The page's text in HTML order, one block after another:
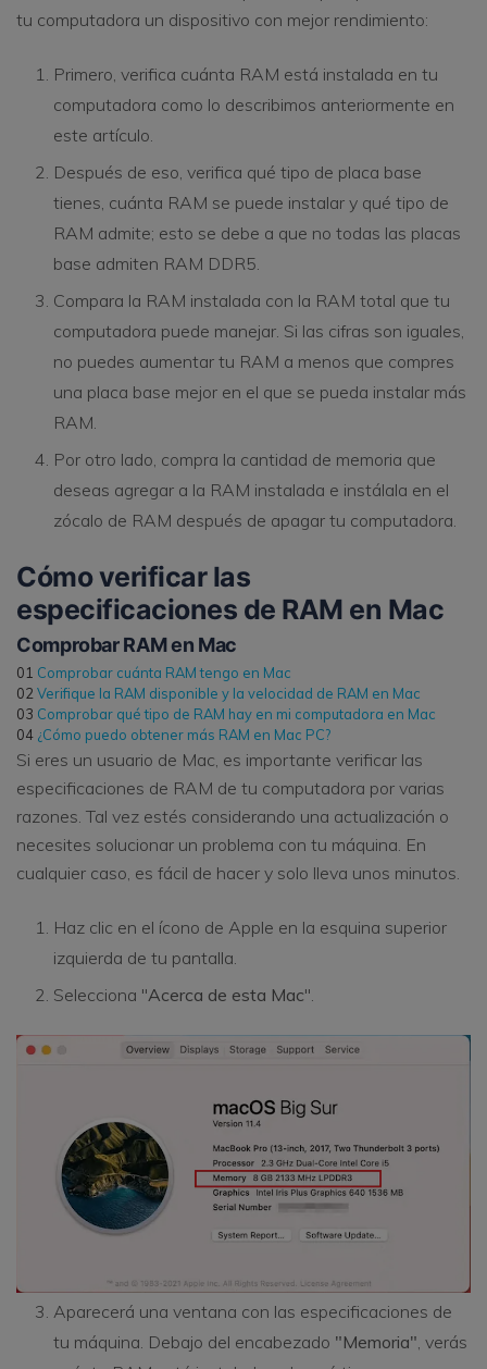
tu computadora un dispositivo con mejor rendimiento:
Primero, verifica cuánta RAM está instalada en tu
computadora como lo describimos anteriormente en
este artículo.
Después de eso, verifica qué tipo de placa base
tienes, cuánta RAM se puede instalar y qué tipo de
RAM admite; esto se debe a que no todas las placas
base admiten RAM DDR5.
Compara la RAM instalada con la RAM total que tu
computadora puede manejar. Si las cifras son iguales,
no puedes aumentar tu RAM a menos que compres
una placa base mejor en el que se pueda instalar más
RAM.
Por otro lado, compra la cantidad de memoria que
deseas agregar a la RAM instalada e instálala en el
zócalo de RAM después de apagar tu computadora.
Cómo verificar las
especificaciones de RAM en Mac
Comprobar RAM en Mac
01 Comprobar cuánta RAM tengo en Mac
02 Verifique la RAM disponible y la velocidad de RAM en Mac
03 Comprobar qué tipo de RAM hay en mi computadora en Mac
04 ¿Cómo puedo obtener más RAM en Mac PC?
Si eres un usuario de Mac, es importante verificar las
especificaciones de RAM de tu computadora por varias
razones. Tal vez estés considerando una actualización o
necesites solucionar un problema con tu máquina. En
cualquier caso, es fácil de hacer y solo lleva unos minutos.
Haz clic en el ícono de Apple en la esquina superior
izquierda de tu pantalla.
Selecciona "Acerca de esta Mac".
Aparecerá una ventana con las especificaciones de
tu máquina. Debajo del encabezado "Memoria", verás